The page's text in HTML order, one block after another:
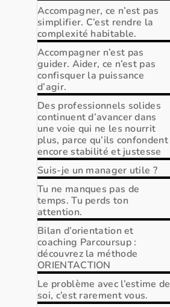
Accompagner, ce n’est pas
simplifier. C’est rendre la
complexité habitable.
Accompagner n’est pas
guider. Aider, ce n’est pas
confisquer la puissance
d’agir.
Des professionnels solides
continuent d’avancer dans
une voie qui ne les nourrit
plus, parce qu’ils confondent
encore stabilité et justesse
Suis-je un manager utile ?
Tu ne manques pas de
temps. Tu perds ton
attention.
Bilan d’orientation et
coaching Parcoursup :
découvrez la méthode
ORIENTACTION
Le problème avec l’estime de
soi, c’est rarement vous.